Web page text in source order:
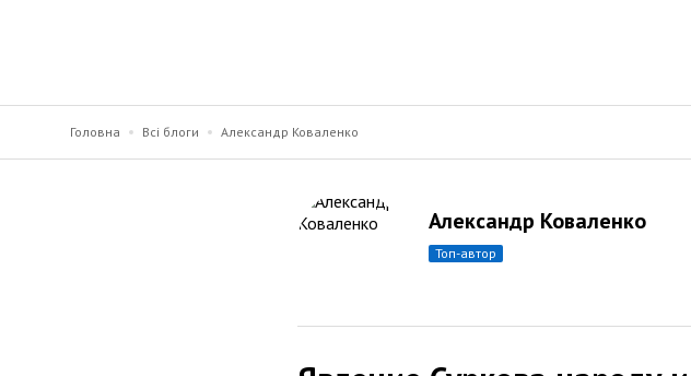
Головна Всі блоги Александр Коваленко
Александр Коваленко
топ-автор